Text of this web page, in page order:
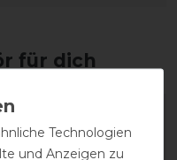
für dich
Technologien
und Anzeigen zu